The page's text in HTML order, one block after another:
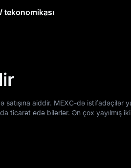
tekonomikası
aiddir. MEXC-də istifadəçilər
ticarət edə bilərlər. Ən çox yayılmış